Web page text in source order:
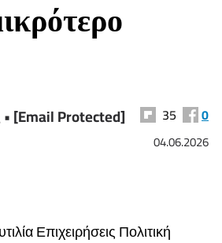
Protected] 35 0
04.06.2026
Επιχειρήσεις Πολιτική